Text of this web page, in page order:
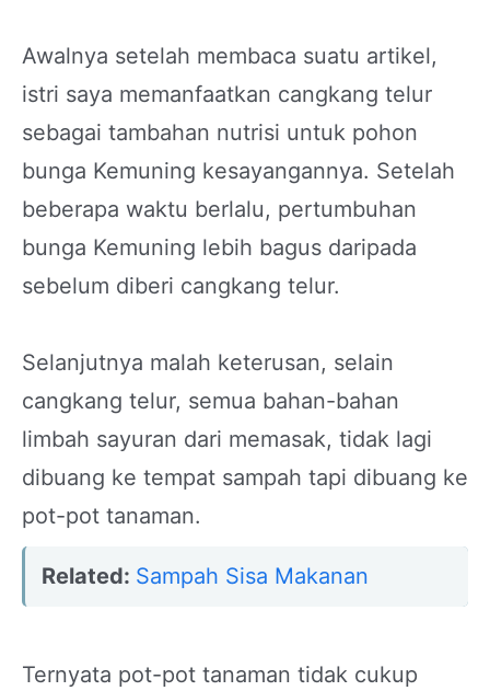
Awalnya setelah membaca suatu artikel,
istri saya memanfaatkan cangkang telur
sebagai tambahan nutrisi untuk pohon
bunga Kemuning kesayangannya. Setelah
beberapa waktu berlalu, pertumbuhan
bunga Kemuning lebih bagus daripada
sebelum diberi cangkang telur.
Selanjutnya malah keterusan, selain
cangkang telur, semua bahan-bahan
limbah sayuran dari memasak, tidak lagi
dibuang ke tempat sampah tapi dibuang ke
pot-pot tanaman.
Related: Sampah Sisa Makanan
Ternyata pot-pot tanaman tidak cukup